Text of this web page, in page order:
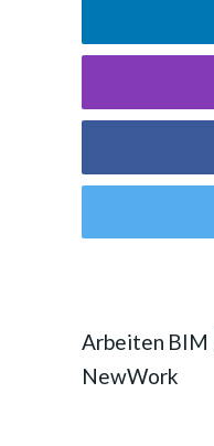
Arbeiten BIM
NewWork